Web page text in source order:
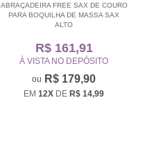
ABRAÇADEIRA FREE SAX DE COURO
PARA BOQUILHA DE MASSA SAX
ALTO
R$ 161,91
À VISTA NO DEPÓSITO
R$ 179,90
EM 12X DE R$ 14,99